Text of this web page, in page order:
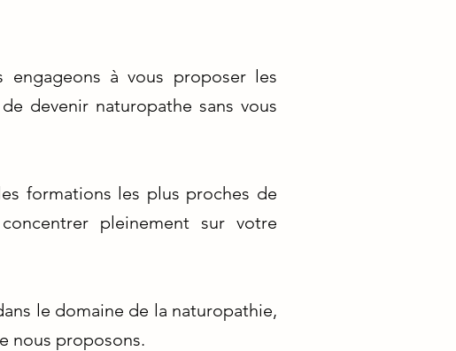
à vous proposer les
devenir naturopathe sans vous
formations les plus proches de
pleinement sur votre
le domaine de la naturopathie,
nous proposons.